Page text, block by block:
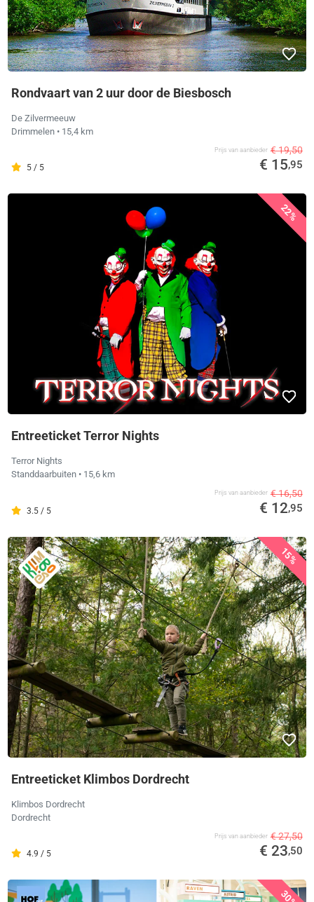
Rondvaart van 2 uur door de Biesbosch
De Zilvermeeuw
Drimmelen • 15,4 km
5 / 5
Prijs van aanbieder € 19,50
€ 15,95
22%
Entreeticket Terror Nights
Terror Nights
Standdaarbuiten • 15,6 km
3.5 / 5
Prijs van aanbieder € 16,50
€ 12,95
15%
Entreeticket Klimbos Dordrecht
Klimbos Dordrecht
Dordrecht
4.9 / 5
Prijs van aanbieder € 27,50
€ 23,50